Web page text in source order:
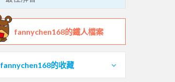
fannychen168的鐵人檔案
fannychen168的收藏